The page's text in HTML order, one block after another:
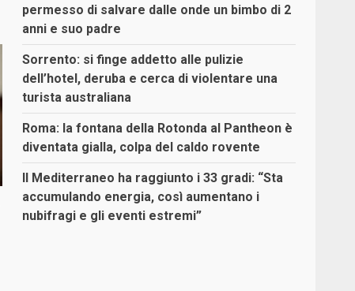
permesso di salvare dalle onde un bimbo di 2
anni e suo padre
Sorrento: si finge addetto alle pulizie
dell’hotel, deruba e cerca di violentare una
turista australiana
Roma: la fontana della Rotonda al Pantheon è
diventata gialla, colpa del caldo rovente
Il Mediterraneo ha raggiunto i 33 gradi: “Sta
accumulando energia, così aumentano i
nubifragi e gli eventi estremi”